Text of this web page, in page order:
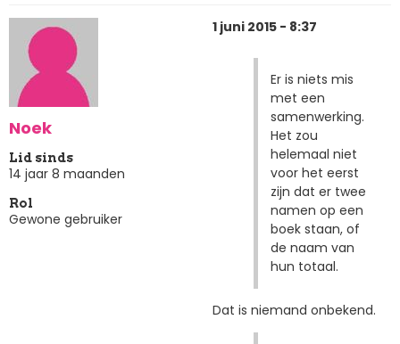
Noek
Lid sinds
14 jaar 8 maanden
Rol
Gewone gebruiker
1 juni 2015 - 8:37
Er is niets mis
met een
samenwerking.
Het zou
helemaal niet
voor het eerst
zijn dat er twee
namen op een
boek staan, of
de naam van
hun totaal.
Dat is niemand onbekend.